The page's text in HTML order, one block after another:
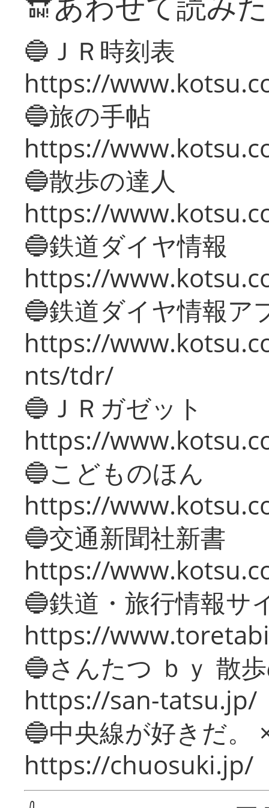
🔵ＪＲ時刻表
https://
🔵旅の手帖
https://
🔵散歩の達人
https://
🔵鉄道ダイヤ情報
https://
🔵鉄道ダイヤ情報ア
https://
nts/tdr/
🔵ＪＲガゼット
https://
🔵こどものほん
https://
🔵交通新聞社新書
https://
🔵鉄道・旅行情報サ
https://
🔵さんたつ ｂｙ 散
https://san-tatsu.jp/
🔵中央線が好きだ。
https://chuosuki.jp/